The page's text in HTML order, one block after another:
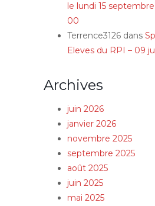
le lundi 15
00
Terrence3126 dans
Eleves du RPI – 09
Archives
juin 2026
janvier 2026
novembre 2025
septembre 2025
août 2025
juin 2025
mai 2025